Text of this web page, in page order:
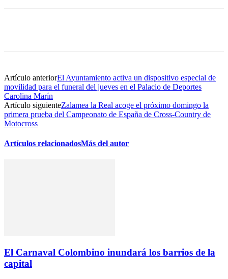
Artículo anteriorEl Ayuntamiento activa un dispositivo especial de
movilidad para el funeral del jueves en el Palacio de Deportes
Carolina Marín
Artículo siguienteZalamea la Real acoge el próximo domingo la
primera prueba del Campeonato de España de Cross-Country de
Motocross
Artículos relacionadosMás del autor
El Carnaval Colombino inundará los barrios de la
capital